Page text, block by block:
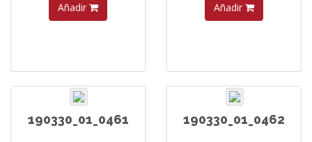
Añadir Añadir
190330_01_0461 190330_01_0462